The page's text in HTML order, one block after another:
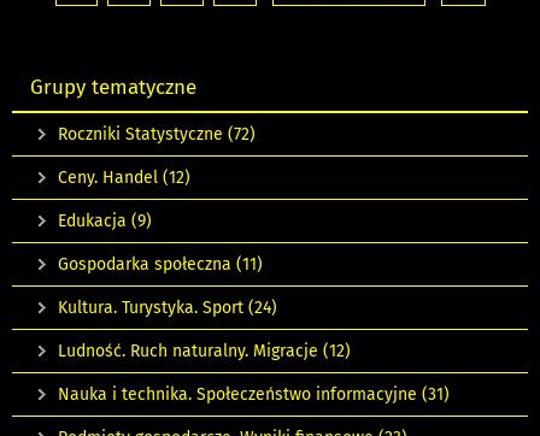
Grupy tematyczne
Roczniki Statystyczne (72)
Ceny. Handel (12)
Edukacja (9)
Gospodarka społeczna (11)
Kultura. Turystyka. Sport (24)
Ludność. Ruch naturalny. Migracje (12)
Nauka i technika. Społeczeństwo informacyjne (31)